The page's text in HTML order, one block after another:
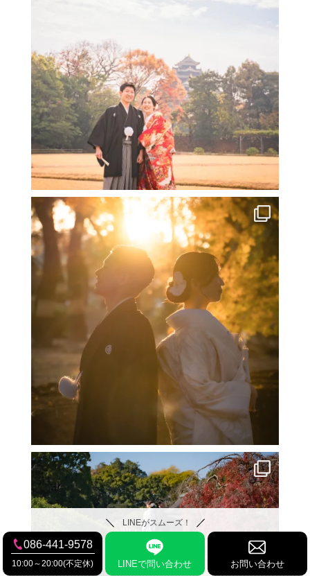
LINEがスムーズ！
086-441-9578
10:00～20:00(不定休) LINEで問い合わせ お問い合わせ